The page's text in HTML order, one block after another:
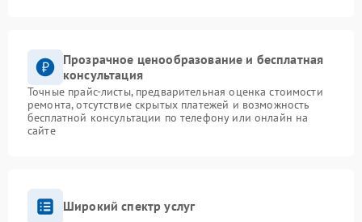
Прозрачное ценообразование и бесплатная
консультация
Точные прайс-листы, предварительная оценка стоимости
ремонта, отсутствие скрытых платежей и возможность
бесплатной консультации по телефону или онлайн на
сайте
Широкий спектр услуг